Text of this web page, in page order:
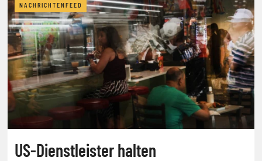
NACHRICHTENFEED
US-Dienstleister halten